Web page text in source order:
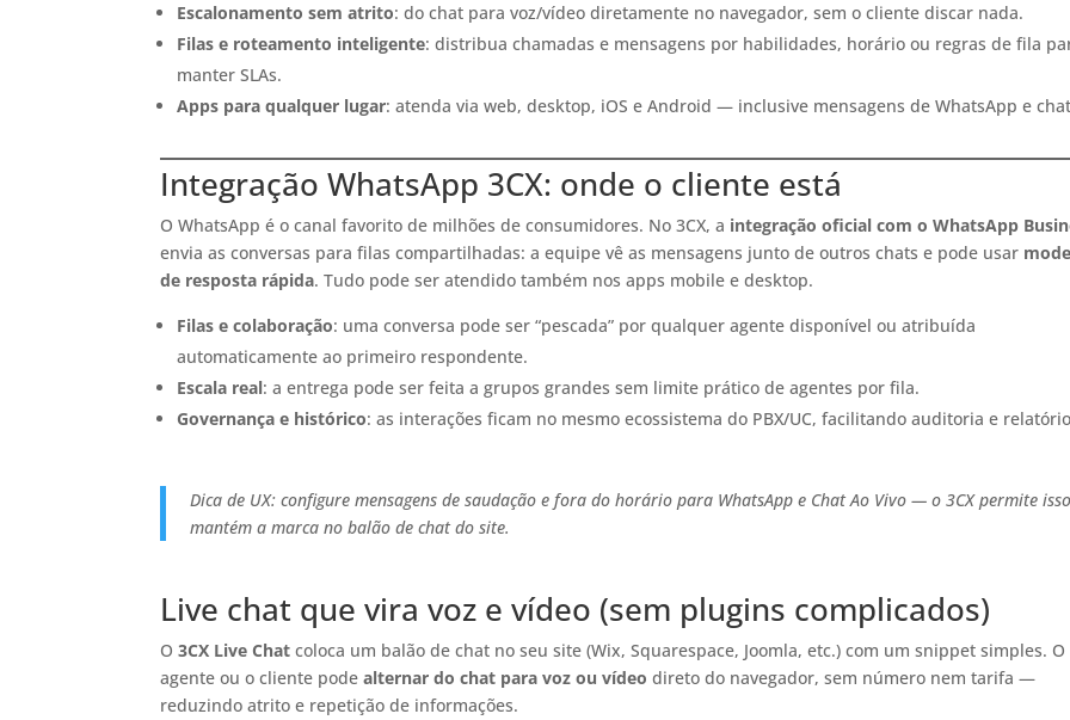
Escalonamento sem atrito: do chat para voz/vídeo diretamente no navegador, sem o cliente discar nada.
Filas e roteamento inteligente: distribua chamadas e mensagens por habilidades, horário ou regras de fila
manter SLAs.
Apps para qualquer lugar: atenda via web, desktop, iOS e Android — inclusive mensagens de WhatsApp e
Integração WhatsApp 3CX: onde o cliente está
O WhatsApp é o canal favorito de milhões de consumidores. No 3CX, a integração oficial com o WhatsApp
envia as conversas para filas compartilhadas: a equipe vê as mensagens junto de outros chats e pode usar
de resposta rápida. Tudo pode ser atendido também nos apps mobile e desktop.
Filas e colaboração: uma conversa pode ser “pescada” por qualquer agente disponível ou atribuída
automaticamente ao primeiro respondente.
Escala real: a entrega pode ser feita a grupos grandes sem limite prático de agentes por fila.
Governança e histórico: as interações ficam no mesmo ecossistema do PBX/UC, facilitando auditoria e
Dica de UX: configure mensagens de saudação e fora do horário para WhatsApp e Chat Ao Vivo — o 3CX permite
mantém a marca no balão de chat do site.
Live chat que vira voz e vídeo (sem plugins complicados)
O3CX Live Chat coloca um balão de chat no seu site (Wix, Squarespace, Joomla, etc.) com um snippet simples. O
agente ou o cliente podealternar do chat para voz ou vídeo direto do navegador, sem número nem tarifa —
reduzindo atrito e repetição de informações.